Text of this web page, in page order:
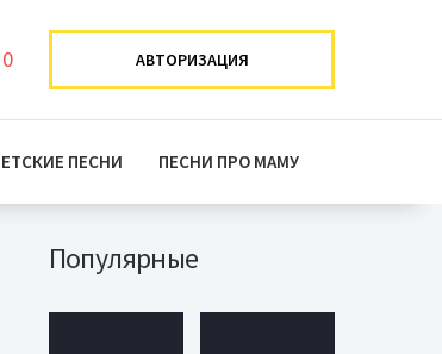
0 АВТОРИЗАЦИЯ
ПЕСНИ ПЕСНИ ПРО МАМУ
Популярные